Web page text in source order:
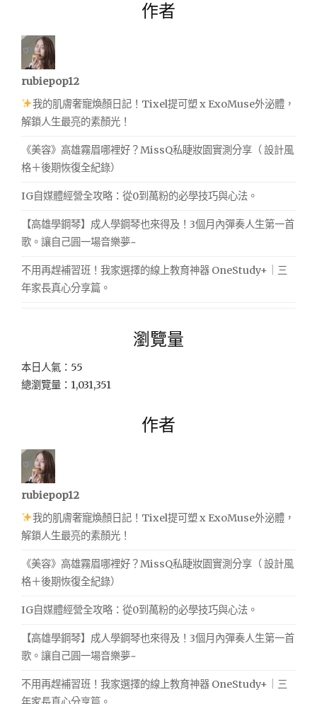
作者
rubiepop12
我的肌膚奢寵煥顏日記！Tixel提可塑 x ExoMuse外泌體，
解鎖人生最亮的素顏光！
《美容》高雄霧眉哪裡好？MissQ私睫妝園實測分享（ 設計風
格＋後期恢復全紀錄）
IG自媒體經營全攻略：從0到萬粉的必學技巧與心法。
【高雄學鋼琴】成人學鋼琴也來得及！3個月內彈奏人生第一首
歌。讓自己圓一場音樂夢~
不用再趕補習班！我家選擇的線上教育神器 OneStudy+｜三
年家長真心分享篇。
瀏覽量
本日人氣：55
總瀏覽量：1,031,351
作者
rubiepop12
我的肌膚奢寵煥顏日記！Tixel提可塑 x ExoMuse外泌體，
解鎖人生最亮的素顏光！
《美容》高雄霧眉哪裡好？MissQ私睫妝園實測分享（ 設計風
格＋後期恢復全紀錄）
IG自媒體經營全攻略：從0到萬粉的必學技巧與心法。
【高雄學鋼琴】成人學鋼琴也來得及！3個月內彈奏人生第一首
歌。讓自己圓一場音樂夢~
不用再趕補習班！我家選擇的線上教育神器 OneStudy+｜三